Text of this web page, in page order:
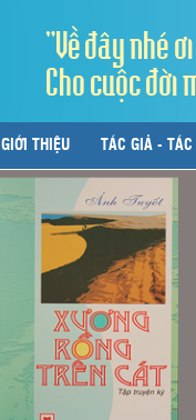
"Về đây nhé
Cho cuộc đời
GIỚI THIỆU TÁC GIẢ -